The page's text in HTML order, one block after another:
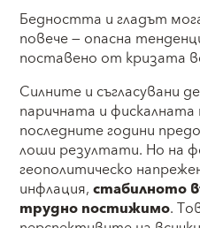
Бедността и гладът
повече — опасна
поставено от кризата
Силните и съгласувани
паричната и
последните години
лоши резултати. Но на
геополитическо
инфлация,стабилното
трудно постижимо.